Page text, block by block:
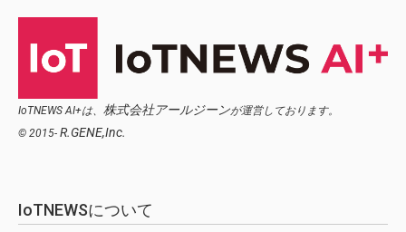
IoTNEWS AI+は、 株式会社アールジーンが運営しております。
© 2015- R.GENE,Inc.
IoTNEWSについて